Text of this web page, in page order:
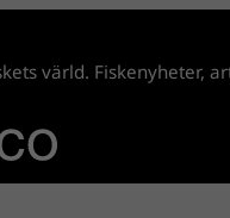
värld. Fiskenyheter,